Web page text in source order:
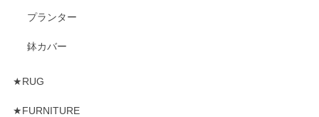
プランター
鉢カバー
★RUG
★FURNITURE